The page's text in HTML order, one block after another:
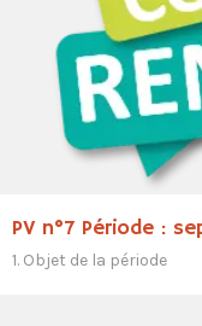
PV n°7 Période :
1. Objet de la période